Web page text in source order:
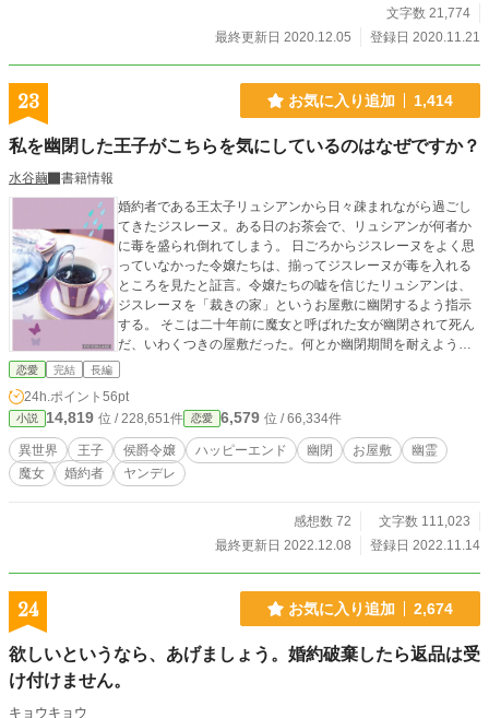
文字数 21,774
最終更新日 2020.12.05
登録日 2020.11.21
23 お気に入り追加 1,414
私を幽閉した王子がこちらを気にしているのはなぜですか？
水谷繭
書籍情報
婚約者である王太子リュシアンから日々疎まれながら過ごし
てきたジスレーヌ。ある日のお茶会で、リュシアンが何者か
に毒を盛られ倒れてしまう。 日ごろからジスレーヌをよく思
っていなかった令嬢たちは、揃ってジスレーヌが毒を入れる
ところを見たと証言。令嬢たちの嘘を信じたリュシアンは、
ジスレーヌを「裁きの家」というお屋敷に幽閉するよう指示
する。 そこは二十年前に魔女と呼ばれた女が幽閉されて死ん
だ、いわくつきの屋敷だった。何とか幽閉期間を耐えようと
怯えながら過ごすジスレーヌ。 一方、ジスレーヌを閉じ込め
小説家になろう、ベリーズカフェにも掲載中です！ ◆表紙は
Gilry Drop様からお借りした画像を加工して使用しています
恋愛 完結 長編
24h.ポイント 56pt
小説 14,819 位 / 228,651件 恋愛 6,579 位 / 66,334件
異世界 王子 侯爵令嬢 ハッピーエンド 幽閉 お屋敷
幽霊
魔女
婚約者 ヤンデレ
感想数 72
文字数 111,023
最終更新日 2022.12.08
登録日 2022.11.14
24 お気に入り追加 2,674
欲しいというなら、あげましょう。婚約破棄したら返品は受
け付けません。
キョウキョウ